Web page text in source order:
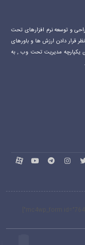
را در زمینه طراحی و توسعه نرم افزارهای تحت
قرار دادن ارزش ها و باورهای
یکپارچه مدیریت تحت وب , به